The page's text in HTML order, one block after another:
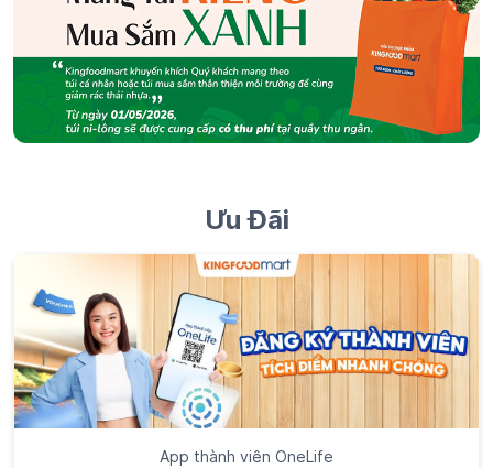
Ưu Đãi
App thành viên OneLife